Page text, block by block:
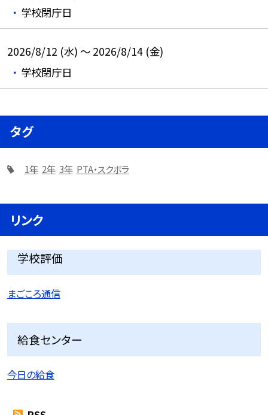
学校閉庁日
2026/8/12 (水) ～ 2026/8/14 (金)
学校閉庁日
タグ
1年 2年 3年 PTA・スクボラ
リンク
学校評価
まごころ通信
給食センター
今日の給食